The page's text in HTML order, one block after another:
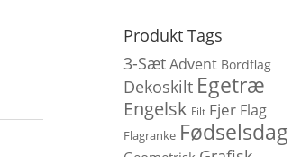
Produkt Tags
3-SætAdvent Bordflag
Dekoskilt Egetræ
Engelsk Filt Fjer Flag
Flagranke Fødselsdag